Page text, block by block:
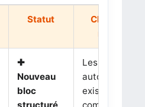
Statut
✚
Nouveau
bloc
Les
automatismes
existaient